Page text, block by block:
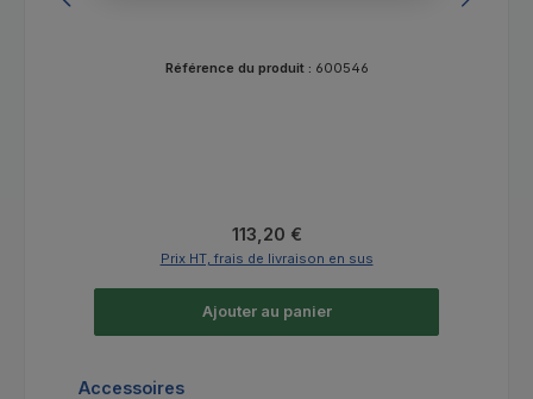
Référence du produit : 600546
Prix régulier :
113,20 €
Prix HT, frais de livraison en sus
Ajouter au panier
Ignorer la galerie de produits
Accessoires